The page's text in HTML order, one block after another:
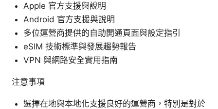
Apple 官方支援與說明
Android 官方支援與說明
多位運營商提供的自助開通頁面與設定指引
eSIM 技術標準與發展趨勢報告
VPN 與網路安全實用指南
注意事項
選擇在地與本地化支援良好的運營商，特別是對於